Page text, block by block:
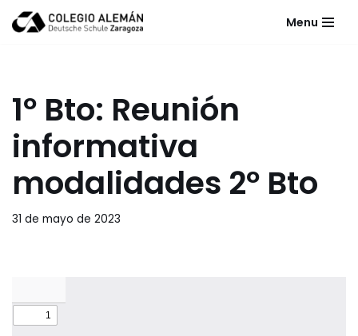
Menu
1º Bto: Reunión
informativa
modalidades 2º Bto
31 de mayo de 2023